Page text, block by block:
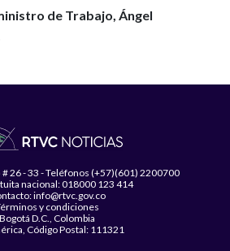
de Trabajo, Ángel
# 26 - 33 - Teléfonos (+57)(601) 2200700
nacional: 018000 123 414
info@rtvc.gov.co
y condiciones
Bogotá D.C., Colombia
Código Postal: 111321